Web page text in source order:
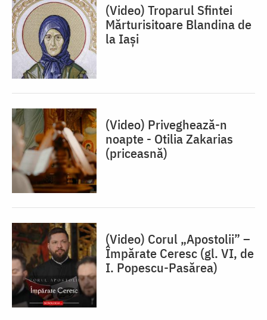
(Video) Troparul Sfintei
Mărturisitoare Blandina de
la Iași
(Video) Priveghează-n
noapte - Otilia Zakarias
(priceasnă)
(Video) Corul „Apostolii” –
⁠Împărate Ceresc (gl. VI, de
I. Popescu-Pasărea)